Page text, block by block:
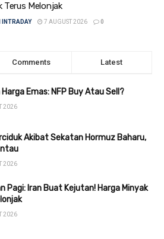
Terus Melonjak
INTRADAY 7 AUGUST 2026 0
Comments Latest
Emas: NFP Buy Atau Sell?
2026
Akibat Sekatan Hormuz Baharu,
2026
Pagi: Iran Buat Kejutan! Harga Minyak
2026